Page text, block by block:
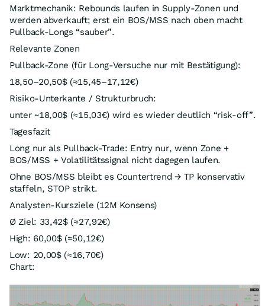
Marktmechanik: Rebounds laufen in Supply-Zonen und
werden abverkauft; erst ein BOS/MSS nach oben macht
Pullback-Longs “sauber”.
Relevante Zonen
Pullback-Zone (für Long-Versuche nur mit Bestätigung):
18,50–20,50$ (≈15,45–17,12€)
Risiko-Unterkante / Strukturbruch:
unter ~18,00$ (≈15,03€) wird es wieder deutlich “risk-off”.
Tagesfazit
Long nur als Pullback-Trade: Entry nur, wenn Zone +
BOS/MSS + Volatilitätssignal nicht dagegen laufen.
Ohne BOS/MSS bleibt es Countertrend → TP konservativ
staffeln, STOP strikt.
Analysten-Kursziele (12M Konsens)
Ø Ziel: 33,42$ (≈27,92€)
High: 60,00$ (≈50,12€)
Low: 20,00$ (≈16,70€)
Chart: